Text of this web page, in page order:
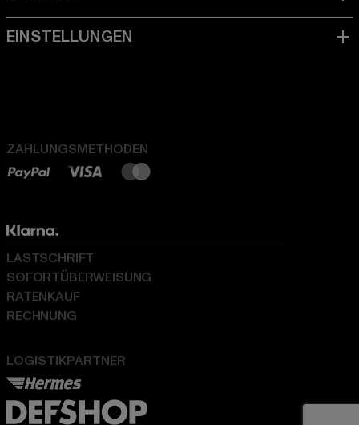
ZAHLUNGSMETHODEN
LOGISTIKPARTNER
LASTSCHRIFT
SOFORTÜBERWEISUNG
RATENKAUF
RECHNUNG